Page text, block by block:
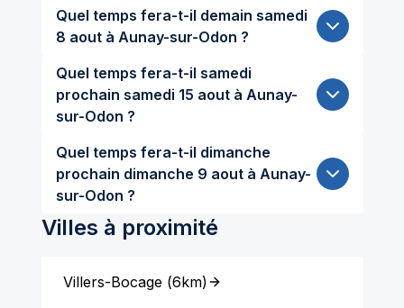
Quel temps fera-t-il demain samedi
8 aout à Aunay-sur-Odon ?
Quel temps fera-t-il samedi
prochain samedi 15 aout à Aunay-
sur-Odon ?
Quel temps fera-t-il dimanche
prochain dimanche 9 aout à Aunay-
sur-Odon ?
Villes à proximité
Villers-Bocage(6km)